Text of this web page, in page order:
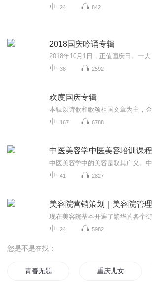
24 842
2018国庆吟诵专辑
38 2592
欢度国庆专辑
167 6788
中医美容学中医美容培训课程
41 2827
美容院营销策划｜美容院管理
24 5982
您是不是在找：
青春无题 重庆儿女